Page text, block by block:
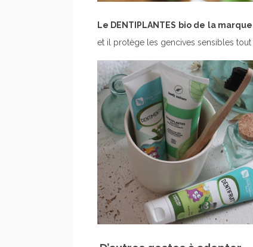
Le DENTIPLANTES bio de la
et il protège les gencives sensibles